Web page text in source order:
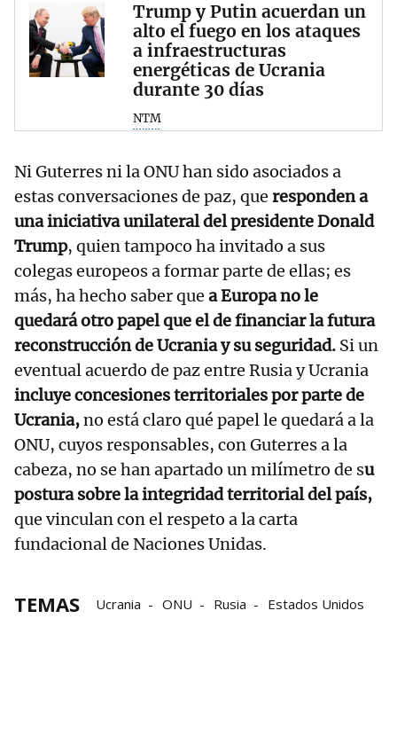
Trump y Putin acuerdan un
alto el fuego en los ataques
a infraestructuras
energéticas de Ucrania
durante 30 días
NTM
Ni Guterres ni la ONU han sido asociados a
estas conversaciones de paz, que responden a
una iniciativa unilateral del presidente Donald
Trump, quien tampoco ha invitado a sus
colegas europeos a formar parte de ellas; es
más, ha hecho saber que a Europa no le
quedará otro papel que el de financiar la futura
reconstrucción de Ucrania y su seguridad. Si un
eventual acuerdo de paz entre Rusia y Ucrania
incluye concesiones territoriales por parte de
Ucrania,no está claro qué papel le quedará a la
ONU, cuyos responsables, con Guterres a la
cabeza, no se han apartado un milímetro de su
postura sobre la integridad territorial del país,
que vinculan con el respeto a la carta
fundacional de Naciones Unidas.
TEMAS Ucrania ONU Rusia Estados Unidos